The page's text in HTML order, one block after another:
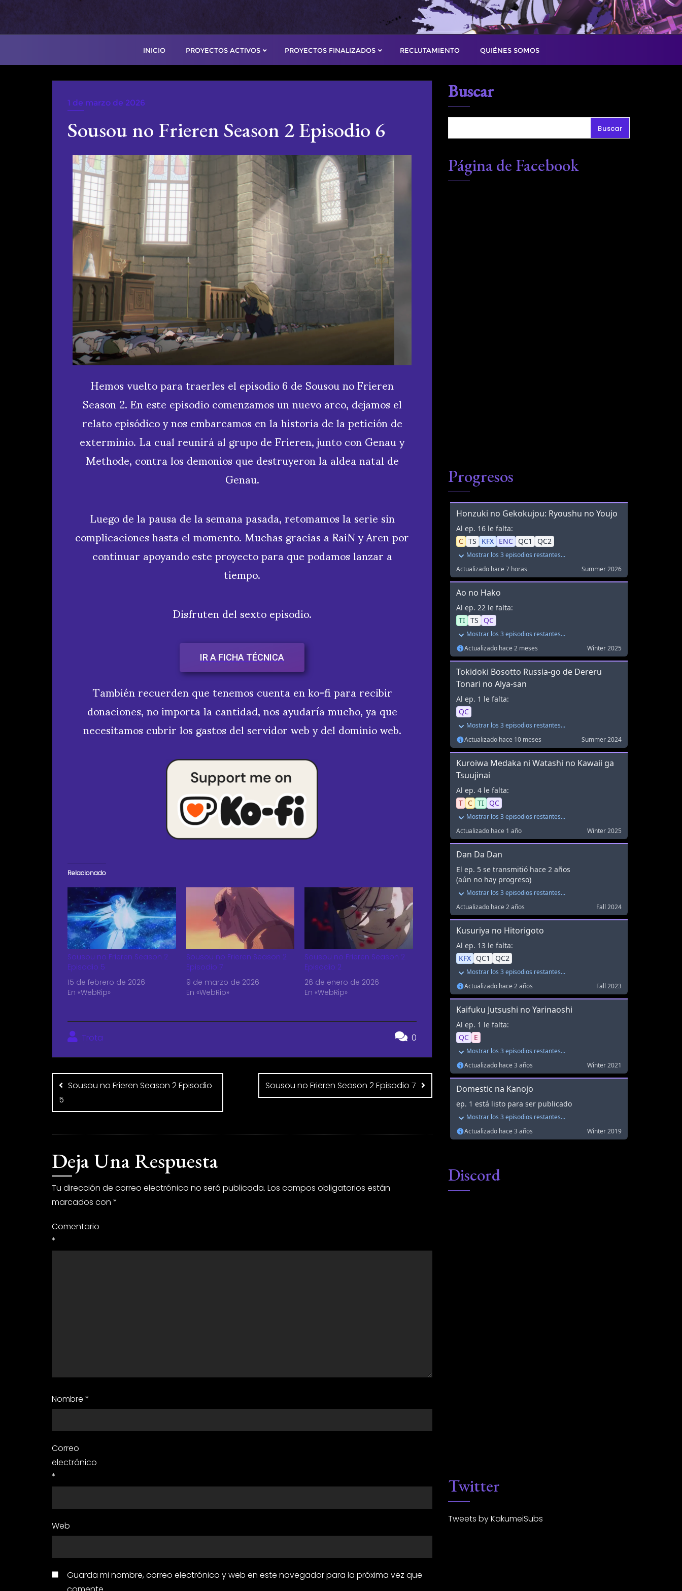
INICIO PROYECTOS ACTIVOS PROYECTOS FINALIZADOS RECLUTAMIENTO QUIÉNES SOMOS
WEBRIP
1 de marzo de 2026
Sousou no Frieren Season 2 Episodio 6
Hemos vuelto para traerles el episodio 6 de Sousou no Frieren
Season 2. En este episodio comenzamos un nuevo arco, dejamos el
relato episódico y nos embarcamos en la historia de la petición de
exterminio. La cual reunirá al grupo de Frieren, junto con Genau y
Methode, contra los demonios que destruyeron la aldea natal de
Genau.
Luego de la pausa de la semana pasada, retomamos la serie sin
complicaciones hasta el momento. Muchas gracias a RaiN y Aren por
continuar apoyando este proyecto para que podamos lanzar a
tiempo.
Disfruten del sexto episodio.
IR A FICHA TÉCNICA
También recuerden que tenemoscuenta en ko-fi para recibir
donaciones, no importa la cantidad, nos ayudaría mucho, ya que
necesitamos cubrir los gastos del servidor web y del dominio web.
Relacionado
Sousou no Frieren Season 2
Episodio 5
15 de febrero de 2026
En «WebRip»
Sousou no Frieren Season 2
Episodio 7
9 de marzo de 2026
En «WebRip»
Sousou no Frieren Season 2
Episodio 2
26 de enero de 2026
En «WebRip»
Trota 0
Sousou no Frieren Season 2 Episodio
5
Sousou no Frieren Season 2 Episodio 7
Deja Una Respuesta
Tu dirección de correo electrónico no será publicada. Los campos obligatorios están
marcados con *
Comentario
*
Nombre *
Correo
electrónico
*
Web
Guarda mi nombre, correo electrónico y web en este navegador para la próxima vez que
Buscar
Buscar
Página de Facebook
Progresos
Discord
Twitter
Tweets by KakumeiSubs